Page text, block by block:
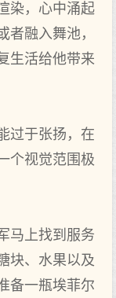
，心中涌起
者融入舞池，
生活给他带来
于张扬，在
个视觉范围极
上找到服务
块、水果以及
备一瓶埃菲尔